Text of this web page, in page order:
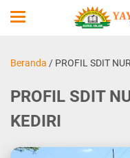
Beranda / PROFIL SDIT
PROFIL SDIT
KEDIRI